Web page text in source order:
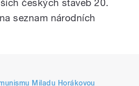
českých staveb 20.
seznam národních
Miladu Horákovou